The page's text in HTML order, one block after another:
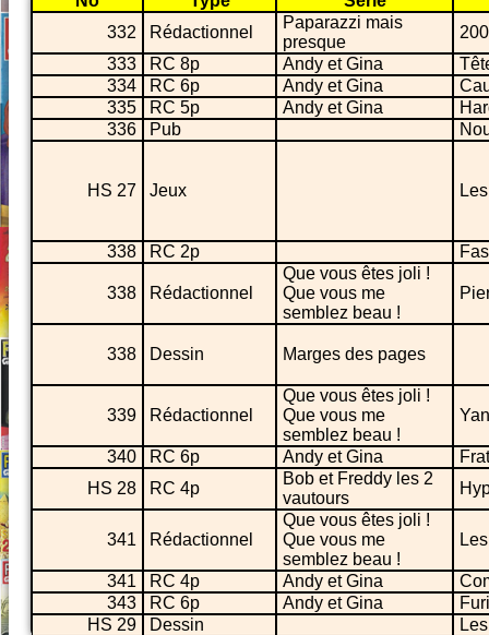
332
Rédactionnel
Paparazzi mais
presque
333
RC 8p Andy et Gina
334
RC 6p Andy et Gina
335
RC 5p Andy et Gina
336
Pub
HS 27 Jeux
338 RC 2p
338 Rédactionnel
Que vous êtes joli !
Que vous me
semblez beau !
338 Dessin Marges des pages
339 Rédactionnel
Que vous êtes joli !
Que vous me
semblez beau !
340 RC 6p Andy et Gina
HS 28
RC 4p
Bob et Freddy les 2
vautours
341 Rédactionnel
Que vous êtes joli !
Que vous me
semblez beau !
341 RC 4p Andy et Gina
343
RC 6p Andy et Gina
HS 29
Dessin